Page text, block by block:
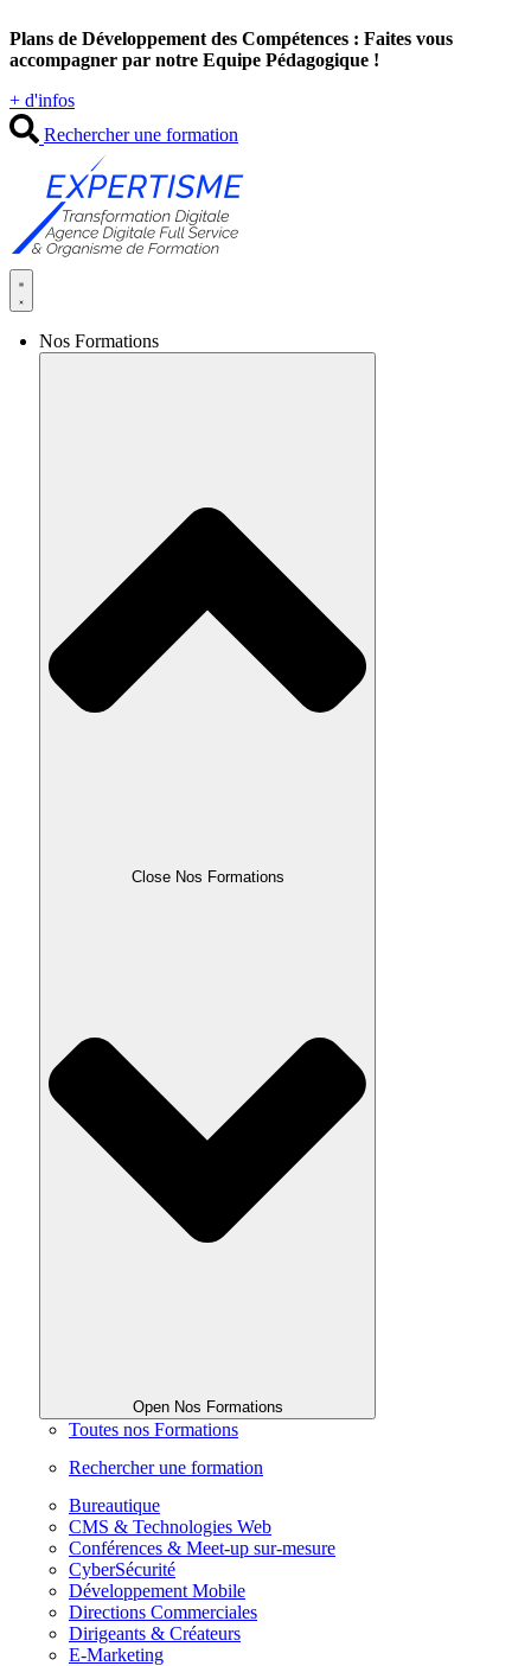
au
contenu
Plans de Développement des Compétences : Faites vous
accompagner par notre Equipe Pédagogique !
+ d'infos
Rechercher une formation
Nos Formations
Close Nos Formations
Open Nos Formations
Toutes nos Formations
Rechercher une formation
Bureautique
CMS & Technologies Web
Conférences & Meet-up sur-mesure
CyberSécurité
Développement Mobile
Directions Commerciales
Dirigeants & Créateurs
E-Marketing